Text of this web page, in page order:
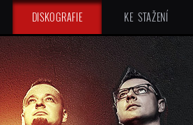
DISKOGRAFIE KE STAŽENÍ